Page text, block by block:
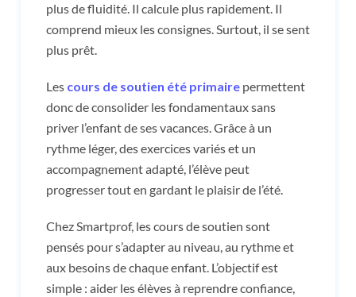
plus de fluidité. Il calcule plus rapidement. Il
comprend mieux les consignes. Surtout, il se sent
plus prêt.
Les cours de soutien été primaire permettent
donc de consolider les fondamentaux sans
priver l’enfant de ses vacances. Grâce à un
rythme léger, des exercices variés et un
accompagnement adapté, l’élève peut
progresser tout en gardant le plaisir de l’été.
Chez Smartprof, les cours de soutien sont
pensés pour s’adapter au niveau, au rythme et
aux besoins de chaque enfant. L’objectif est
simple : aider les élèves à reprendre confiance,